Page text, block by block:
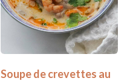
Soupe de crevettes au